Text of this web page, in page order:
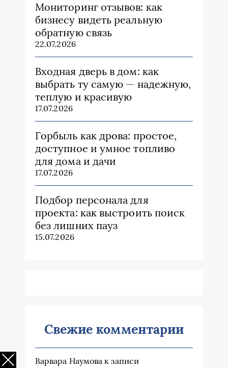
Мониторинг отзывов: как
бизнесу видеть реальную
обратную связь
22.07.2026
Входная дверь в дом: как
выбрать ту самую — надежную,
теплую и красивую
17.07.2026
Горбыль как дрова: простое,
доступное и умное топливо
для дома и дачи
17.07.2026
Подбор персонала для
проекта: как выстроить поиск
без лишних пауз
15.07.2026
Свежие комментарии
Варвара Наумова к записи